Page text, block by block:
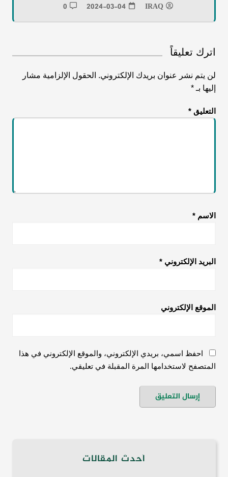
IRAQ
2024-03-04
0
اترك تعليقاً
لن يتم نشر عنوان بريدك الإلكتروني. الحقول الإلزامية مشار
إليها بـ *
التعليق *
الاسم *
البريد الإلكتروني *
الموقع الإلكتروني
احفظ اسمي، بريدي الإلكتروني، والموقع الإلكتروني في هذا
المتصفح لاستخدامها المرة المقبلة في تعليقي.
أحدث المقالات